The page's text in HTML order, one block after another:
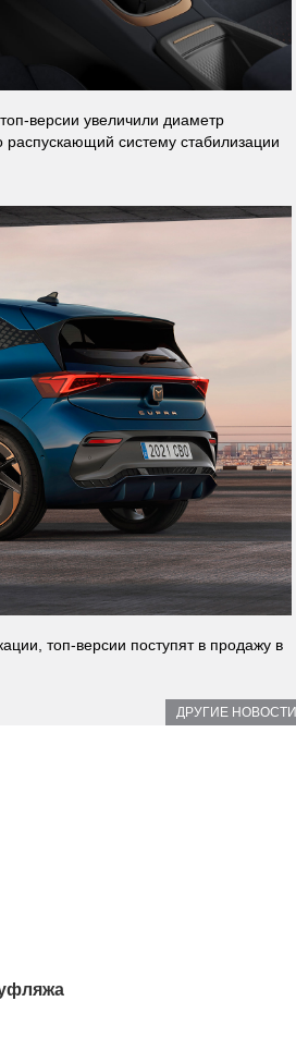
версии увеличили диаметр
систему стабилизации
топ-версии поступят в продажу в
ДРУГИЕ НОВОСТИ